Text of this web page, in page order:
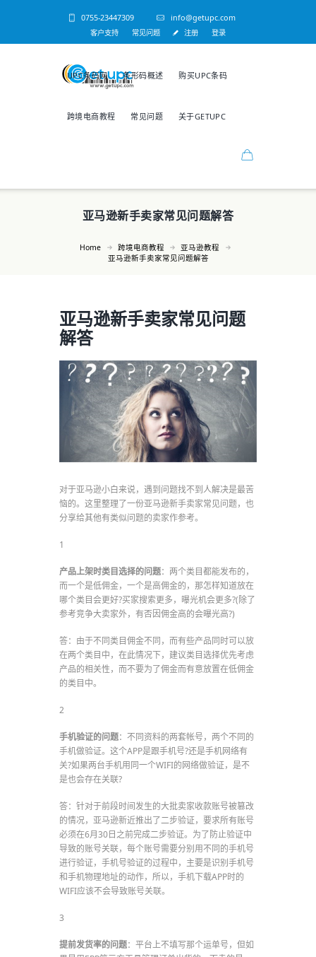
0755-23447309 info@getupc.com
客户支持 常见问题 注册 登录
UPC条码网 条形码概述 购买UPC条码
跨境电商教程 常见问题 关于GETUPC
亚马逊新手卖家常见问题解答
Home 跨境电商教程
亚马逊教程
亚马逊新手卖家常见问题解答
亚马逊新手卖家常见问题
解答
对于亚马逊小白来说，遇到问题找不到人解决是最苦
恼的。这里整理了一份亚马逊新手卖家常见问题，也
分享给其他有类似问题的卖家作参考。
1
产品上架时类目选择的问题：两个类目都能发布的，
而一个是低佣金，一个是高佣金的，那怎样知道放在
哪个类目会更好?买家搜索更多，曝光机会更多?(除了
参考竞争大卖家外，有否因佣金高的会曝光高?)
答：由于不同类目佣金不同，而有些产品同时可以放
在两个类目中，在此情况下，建议类目选择优先考虑
产品的相关性，而不要为了佣金而有意放置在低佣金
的类目中。
2
手机验证的问题：不同资料的两套帐号，两个不同的
手机做验证。这个APP是跟手机号?还是手机网络有
关?如果两台手机用同一个WIFI的网络做验证，是不
是也会存在关联?
答：针对于前段时间发生的大批卖家收款账号被篡改
的情况，亚马逊新近推出了二步验证，要求所有账号
必须在6月30日之前完成二步验证。为了防止验证中
导致的账号关联，每个账号需要分别用不同的手机号
进行验证，手机号验证的过程中，主要是识别手机号
和手机物理地址的动作，所以，手机下载APP时的
WIFI应该不会导致账号关联。
3
提前发货率的问题：平台上不填写那个运单号，但如